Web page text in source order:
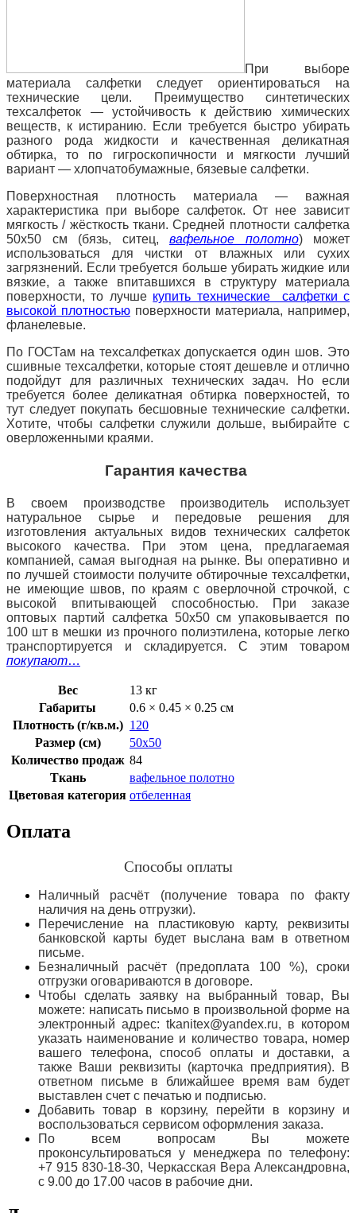
При выборе
материала салфетки следует ориентироваться на
технические цели. Преимущество синтетических
техсалфеток — устойчивость к действию химических
веществ, к истиранию. Если требуется быстро убирать
разного рода жидкости и качественная деликатная
обтирка, то по гигроскопичности и мягкости лучший
вариант — хлопчатобумажные, бязевые салфетки.
Поверхностная плотность материала — важная
характеристика при выборе салфеток. От нее зависит
мягкость / жёсткость ткани. Средней плотности салфетка
50х50 см (бязь, ситец, вафельное полотно) может
использоваться для чистки от влажных или сухих
загрязнений. Если требуется больше убирать жидкие или
вязкие, а также впитавшихся в структуру материала
поверхности, то лучше купить технические салфетки с
высокой плотностью поверхности материала, например,
фланелевые.
По ГОСТам на техсалфетках допускается один шов. Это
сшивные техсалфетки, которые стоят дешевле и отлично
подойдут для различных технических задач. Но если
требуется более деликатная обтирка поверхностей, то
тут следует покупать бесшовные технические салфетки.
Хотите, чтобы салфетки служили дольше, выбирайте с
оверложенными краями.
Гарантия качества
В своем производстве производитель использует
натуральное сырье и передовые решения для
изготовления актуальных видов технических салфеток
высокого качества. При этом цена, предлагаемая
компанией, самая выгодная на рынке. Вы оперативно и
по лучшей стоимости получите обтирочные техсалфетки,
не имеющие швов, по краям с оверлочной строчкой, с
высокой впитывающей способностью. При заказе
оптовых партий салфетка 50х50 см упаковывается по
100 шт в мешки из прочного полиэтилена, которые легко
транспортируется и складируется. С этим товаром
покупают…
Вес
13 кг
Габариты
0.6 × 0.45 × 0.25 см
Плотность (г/кв.м.) 120
Размер (см)
50х50
Количество продаж 84
Ткань
вафельное полотно
Цветовая категория отбеленная
Оплата
Способы оплаты
Наличный расчёт (получение товара по факту
наличия на день отгрузки).
Перечисление на пластиковую карту, реквизиты
банковской карты будет выслана вам в ответном
письме.
Безналичный расчёт (предоплата 100 %), сроки
отгрузки оговариваются в договоре.
Чтобы сделать заявку на выбранный товар, Вы
можете: написать письмо в произвольной форме на
электронный адрес: tkanitex@yandex.ru, в котором
указать наименование и количество товара, номер
вашего телефона, способ оплаты и доставки, а
также Ваши реквизиты (карточка предприятия). В
ответном письме в ближайшее время вам будет
выставлен счет с печатью и подписью.
Добавить товар в корзину, перейти в корзину и
воспользоваться сервисом оформления заказа.
По всем вопросам Вы можете
проконсультироваться у менеджера по телефону:
+7 915 830-18-30, Черкасская Вера Александровна,
с 9.00 до 17.00 часов в рабочие дни.